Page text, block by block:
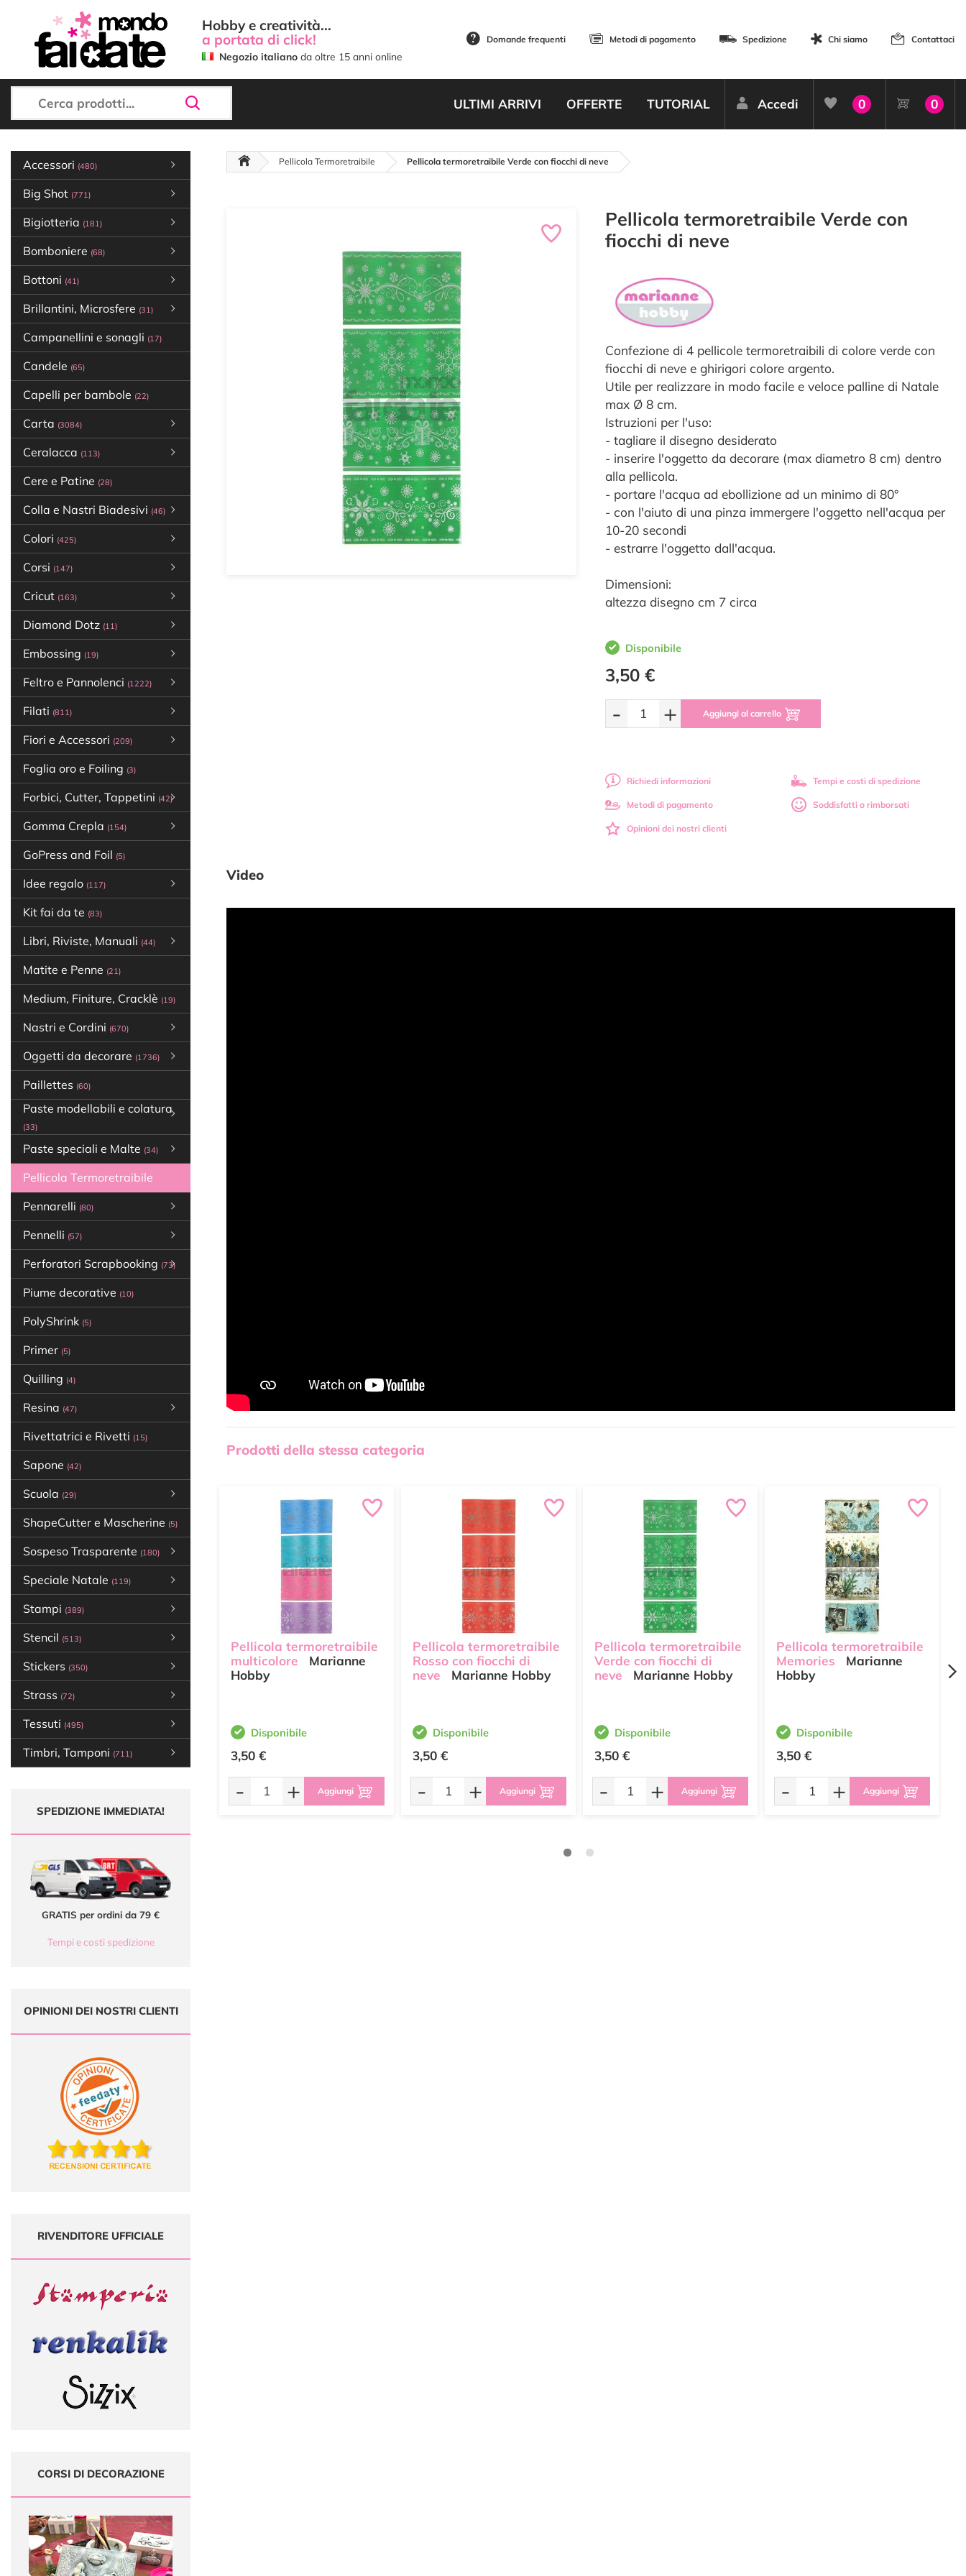
Hobby e creatività...
a portata di click!
Negozio italiano da oltre 15 anni online
Domande frequenti Metodi di pagamento Spedizione Chi siamo Contattaci
ULTIMI ARRIVI OFFERTE TUTORIAL Accedi 0 0
Accessori (480)
Big Shot (771)
Bigiotteria (181)
Bomboniere (68)
Bottoni (41)
Brillantini, Microsfere (31)
Campanellini e sonagli (17)
Candele (65)
Capelli per bambole (22)
Carta (3084)
Ceralacca (113)
Cere e Patine (28)
Colla e Nastri Biadesivi (46)
Colori (425)
Corsi (147)
Cricut (163)
Diamond Dotz (11)
Embossing (19)
Feltro e Pannolenci (1222)
Filati (811)
Fiori e Accessori (209)
Foglia oro e Foiling (3)
Forbici, Cutter, Tappetini (42)
Gomma Crepla (154)
GoPress and Foil (5)
Idee regalo (117)
Kit fai da te (83)
Libri, Riviste, Manuali (44)
Matite e Penne (21)
Medium, Finiture, Cracklè (19)
Nastri e Cordini (670)
Oggetti da decorare (1736)
Paillettes (60)
Paste modellabili e colatura
(33)
Paste speciali e Malte (34)
Pellicola Termoretraibile
Pennarelli (80)
Pennelli (57)
Perforatori Scrapbooking (73)
Piume decorative (10)
PolyShrink (5)
Primer (5)
Quilling (4)
Resina (47)
Rivettatrici e Rivetti (15)
Sapone (42)
Scuola (29)
ShapeCutter e Mascherine (5)
Sospeso Trasparente (180)
Speciale Natale (119)
Stampi (389)
Stencil (513)
Stickers (350)
Strass (72)
Tessuti (495)
Timbri, Tamponi (711)
SPEDIZIONE IMMEDIATA!
GRATIS per ordini da 79 €
Tempi e costi spedizione
OPINIONI DEI NOSTRI CLIENTI
RIVENDITORE UFFICIALE
CORSI DI DECORAZIONE
Pellicola Termoretraibile Pellicola termoretraibile Verde con fiocchi di neve
Pellicola termoretraibile Verde con
fiocchi di neve
Confezione di 4 pellicole termoretraibili di colore verde con
fiocchi di neve e ghirigori colore argento.
Utile per realizzare in modo facile e veloce palline di Natale
max Ø 8 cm.
Istruzioni per l'uso:
- tagliare il disegno desiderato
- inserire l'oggetto da decorare (max diametro 8 cm) dentro
alla pellicola.
- portare l'acqua ad ebollizione ad un minimo di 80°
- con l'aiuto di una pinza immergere l'oggetto nell'acqua per
10-20 secondi
- estrarre l'oggetto dall'acqua.
Dimensioni:
altezza disegno cm 7 circa
Disponibile
3,50 €
- + Aggiungi al carrello
Richiedi informazioni Tempi e costi di spedizione
Metodi di pagamento Soddisfatti o rimborsati
Opinioni dei nostri clienti
Video
Prodotti della stessa categoria
Pellicola termoretraibile
multicolore
Marianne
Hobby
Disponibile
3,50 €
- + Aggiungi
Pellicola termoretraibile
Rosso con fiocchi di
neve
Marianne Hobby
Disponibile
3,50 €
- + Aggiungi
Pellicola termoretraibile
Verde con fiocchi di
neve
Marianne Hobby
Disponibile
3,50 €
- + Aggiungi
Pellicola termoretraibile
Memories
Marianne
Hobby
Disponibile
3,50 €
- + Aggiungi